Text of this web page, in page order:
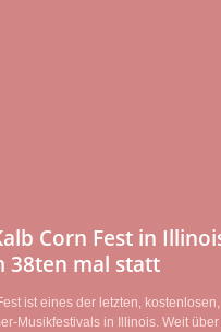
Corn Fest in
38ten mal statt
ist eines der letzten, kostenlosen,
Musikfestivals in Illinois. Weit